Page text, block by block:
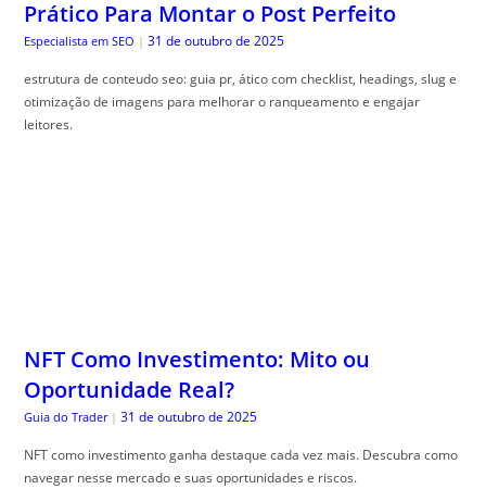
Prático Para Montar o Post Perfeito
Especialista em SEO | 31 de outubro de 2025
estrutura de conteudo seo: guia pr, ático com checklist, headings, slug e
otimização de imagens para melhorar o ranqueamento e engajar
leitores.
NFT Como Investimento: Mito ou
Oportunidade Real?
Guia do Trader | 31 de outubro de 2025
NFT como investimento ganha destaque cada vez mais. Descubra como
navegar nesse mercado e suas oportunidades e riscos.